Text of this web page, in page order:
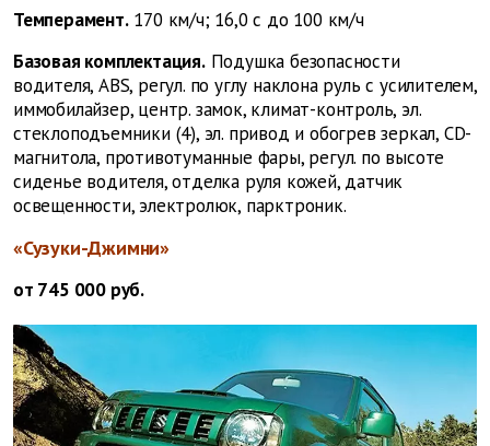
Темперамент.170 км/ч; 16,0 с до 100 км/ч
Базовая комплектация.Подушка безопасности
водителя, ABS, регул. по углу наклона руль с усилителем,
иммобилайзер, центр. замок, климат-контроль, эл.
стеклоподъемники (4), эл. привод и обогрев зеркал, CD-
магнитола, противотуманные фары, регул. по высоте
сиденье водителя, отделка руля кожей, датчик
освещенности, электролюк, парктроник.
«Сузуки-Джимни»
от 745 000 руб.